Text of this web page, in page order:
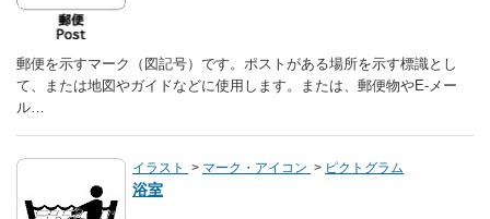
郵便を示すマーク（図記号）です。ポストがある場所を示す標識とし
て、または地図やガイドなどに使用します。または、郵便物やE-メー
ル…
イラスト マーク・アイコン ピクトグラム
浴室